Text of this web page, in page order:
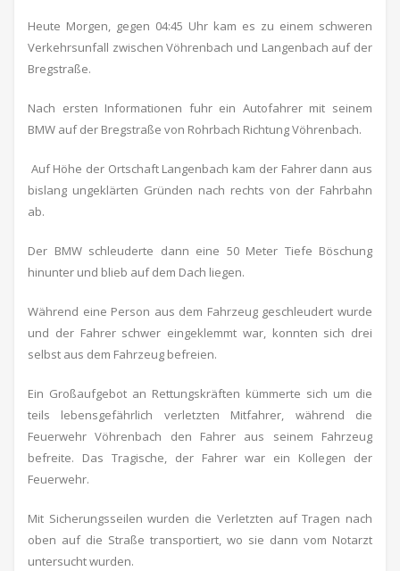
Heute Morgen, gegen 04:45 Uhr kam es zu einem schweren
Verkehrsunfall zwischen Vöhrenbach und Langenbach auf der
Bregstraße.
Nach ersten Informationen fuhr ein Autofahrer mit seinem
BMW auf der Bregstraße von Rohrbach Richtung Vöhrenbach.
Auf Höhe der Ortschaft Langenbach kam der Fahrer dann aus
bislang ungeklärten Gründen nach rechts von der Fahrbahn
ab.
Der BMW schleuderte dann eine 50 Meter Tiefe Böschung
hinunter und blieb auf dem Dach liegen.
Während eine Person aus dem Fahrzeug geschleudert wurde
und der Fahrer schwer eingeklemmt war, konnten sich drei
selbst aus dem Fahrzeug befreien.
Ein Großaufgebot an Rettungskräften kümmerte sich um die
teils lebensgefährlich verletzten Mitfahrer, während die
Feuerwehr Vöhrenbach den Fahrer aus seinem Fahrzeug
befreite. Das Tragische, der Fahrer war ein Kollegen der
Feuerwehr.
Mit Sicherungsseilen wurden die Verletzten auf Tragen nach
oben auf die Straße transportiert, wo sie dann vom Notarzt
untersucht wurden.